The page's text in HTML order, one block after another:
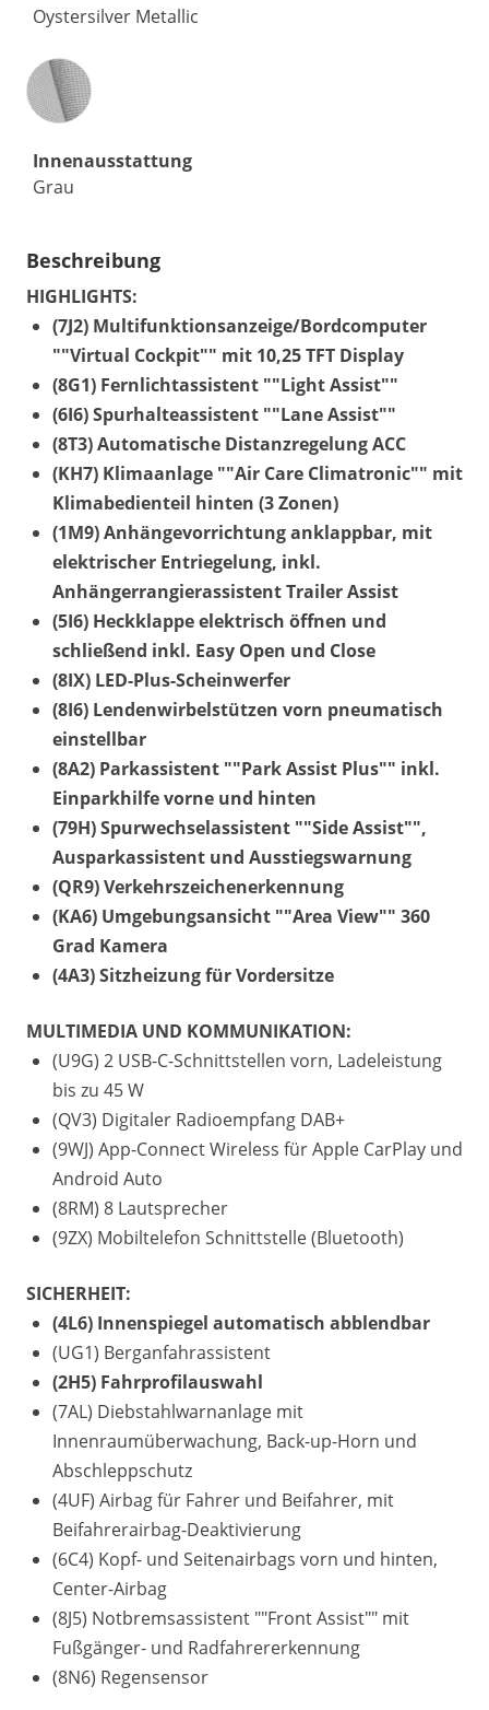
Oystersilver Metallic
Innenausstattung
Innenausstattung
Grau
Beschreibung
HIGHLIGHTS:
(7J2) Multifunktionsanzeige/Bordcomputer
""Virtual Cockpit"" mit 10,25 TFT Display
(8G1) Fernlichtassistent ""Light Assist""
(6I6) Spurhalteassistent ""Lane Assist""
(8T3) Automatische Distanzregelung ACC
(KH7) Klimaanlage ""Air Care Climatronic"" mit
Klimabedienteil hinten (3 Zonen)
(1M9) Anhängevorrichtung anklappbar, mit
elektrischer Entriegelung, inkl.
Anhängerrangierassistent Trailer Assist
(5I6) Heckklappe elektrisch öffnen und
schließend inkl. Easy Open und Close
(8IX) LED-Plus-Scheinwerfer
(8I6) Lendenwirbelstützen vorn pneumatisch
einstellbar
(8A2) Parkassistent ""Park Assist Plus"" inkl.
Einparkhilfe vorne und hinten
(79H) Spurwechselassistent ""Side Assist"",
Ausparkassistent und Ausstiegswarnung
(QR9) Verkehrszeichenerkennung
(KA6) Umgebungsansicht ""Area View"" 360
Grad Kamera
(4A3) Sitzheizung für Vordersitze
MULTIMEDIA UND KOMMUNIKATION:
(U9G) 2 USB-C-Schnittstellen vorn, Ladeleistung
bis zu 45 W
(QV3) Digitaler Radioempfang DAB+
(9WJ) App-Connect Wireless für Apple CarPlay und
Android Auto
(8RM) 8 Lautsprecher
(9ZX) Mobiltelefon Schnittstelle (Bluetooth)
SICHERHEIT:
(4L6) Innenspiegel automatisch abblendbar
(UG1) Berganfahrassistent
(2H5) Fahrprofilauswahl
(7AL) Diebstahlwarnanlage mit
Innenraumüberwachung, Back-up-Horn und
Abschleppschutz
(4UF) Airbag für Fahrer und Beifahrer, mit
Beifahrerairbag-Deaktivierung
(6C4) Kopf- und Seitenairbags vorn und hinten,
Center-Airbag
(8J5) Notbremsassistent ""Front Assist"" mit
Fußgänger- und Radfahrererkennung
(8N6) Regensensor